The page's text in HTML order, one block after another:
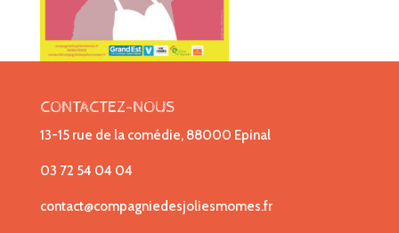
CONTACTEZ-NOUS
13-15 rue de la comédie, 88000 Epinal
03 72 54 04 04
contact@compagniedesjoliesmomes.fr